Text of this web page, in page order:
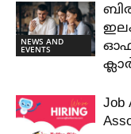
NEWS AND
EVENTS
ഓഫ്
Job